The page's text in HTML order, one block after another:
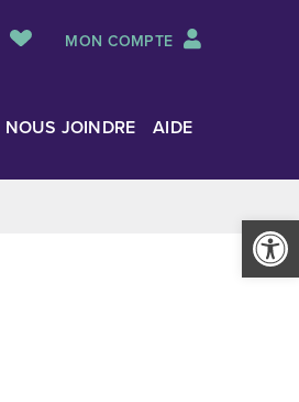
Ouvrir
MON COMPTE
NOUS JOINDRE AIDE